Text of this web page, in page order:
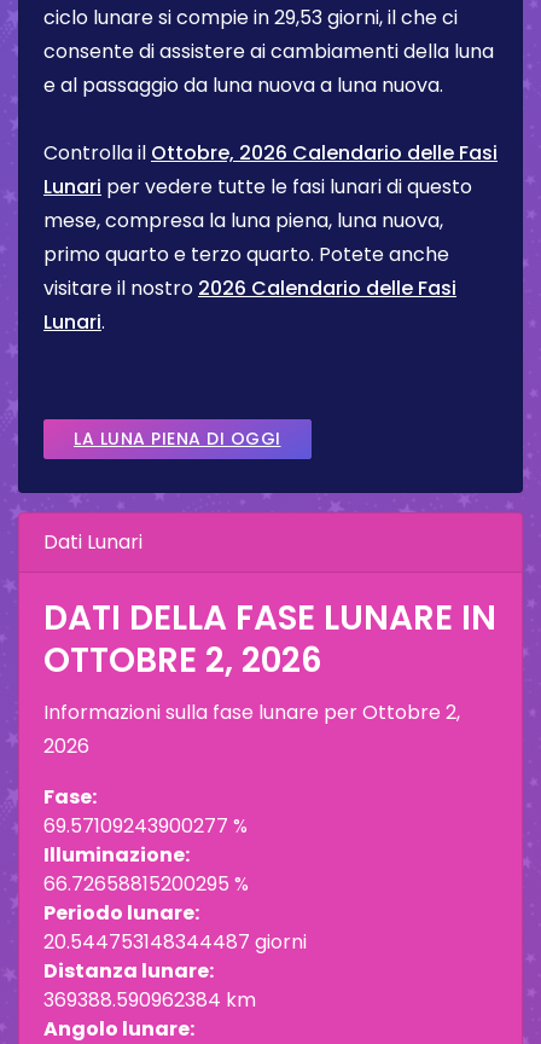
ciclo lunare si compie in 29,53 giorni, il che ci
consente di assistere ai cambiamenti della luna
e al passaggio da luna nuova a luna nuova.
Controlla il Ottobre, 2026 Calendario delle Fasi
Lunari per vedere tutte le fasi lunari di questo
mese, compresa la luna piena, luna nuova,
primo quarto e terzo quarto. Potete anche
visitare il nostro 2026 Calendario delle Fasi
Lunari.
LA LUNA PIENA DI OGGI
Dati Lunari
DATI DELLA FASE LUNARE IN
OTTOBRE 2, 2026
Informazioni sulla fase lunare perOttobre 2,
2026
Fase:
69.57109243900277 %
Illuminazione:
66.72658815200295 %
Periodo lunare:
20.544753148344487 giorni
Distanza lunare:
369388.590962384 km
Angolo lunare: